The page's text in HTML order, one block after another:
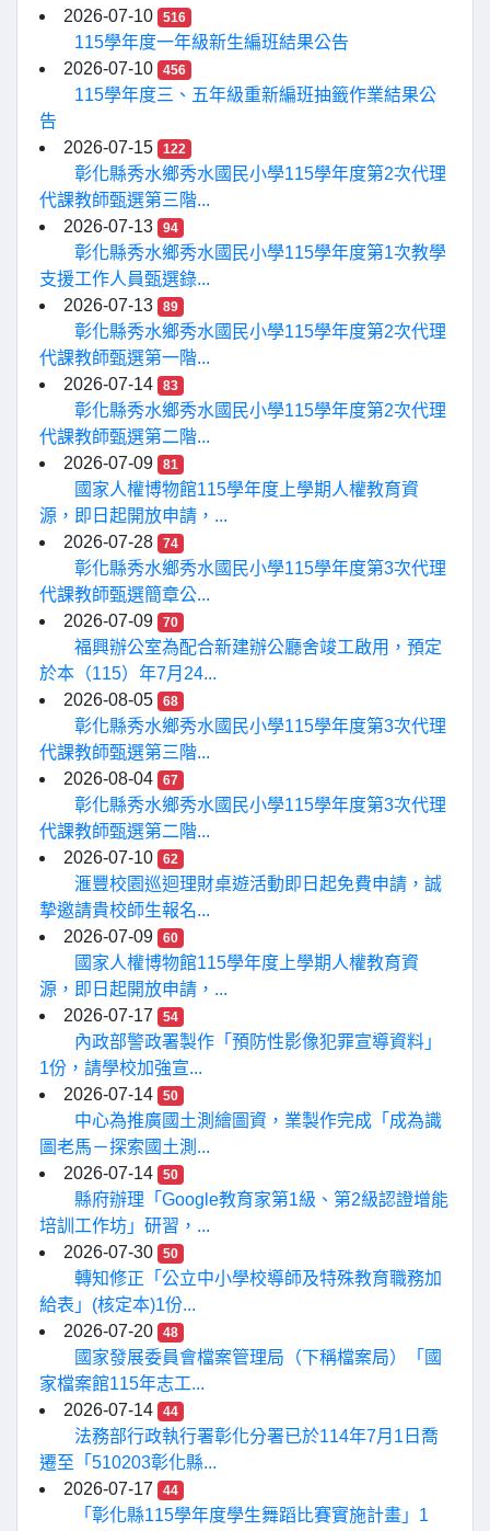
2026-07-10 516
115學年度一年級新生編班結果公告
2026-07-10
456
115學年度三、五年級重新編班抽籤作業結果公
告
2026-07-15
122
彰化縣秀水鄉秀水國民小學115學年度第2次代理
代課教師甄選第三階...
2026-07-13
94
彰化縣秀水鄉秀水國民小學115學年度第1次教學
支援工作人員甄選錄...
2026-07-13
89
彰化縣秀水鄉秀水國民小學115學年度第2次代理
代課教師甄選第一階...
2026-07-14
83
彰化縣秀水鄉秀水國民小學115學年度第2次代理
代課教師甄選第二階...
2026-07-09
81
國家人權博物館115學年度上學期人權教育資
源，即日起開放申請，...
2026-07-28
74
彰化縣秀水鄉秀水國民小學115學年度第3次代理
代課教師甄選簡章公...
2026-07-09
70
福興辦公室為配合新建辦公廳舍竣工啟用，預定
於本（115）年7月24...
2026-08-05
68
彰化縣秀水鄉秀水國民小學115學年度第3次代理
代課教師甄選第三階...
2026-08-04
67
彰化縣秀水鄉秀水國民小學115學年度第3次代理
代課教師甄選第二階...
2026-07-10
62
滙豐校園巡迴理財桌遊活動即日起免費申請，誠
摯邀請貴校師生報名...
2026-07-09
60
國家人權博物館115學年度上學期人權教育資
源，即日起開放申請，...
2026-07-17
54
內政部警政署製作「預防性影像犯罪宣導資料」
1份，請學校加強宣...
2026-07-14
50
中心為推廣國土測繪圖資，業製作完成「成為識
圖老馬－探索國土測...
2026-07-14
50
縣府辦理「Google教育家第1級、第2級認證增能
培訓工作坊」研習，...
2026-07-30
50
轉知修正「公立中小學校導師及特殊教育職務加
給表」(核定本)1份...
2026-07-20
48
國家發展委員會檔案管理局（下稱檔案局）「國
家檔案館115年志工...
2026-07-14
44
法務部行政執行署彰化分署已於114年7月1日喬
遷至「510203彰化縣...
2026-07-17
44
「彰化縣115學年度學生舞蹈比賽實施計畫」1